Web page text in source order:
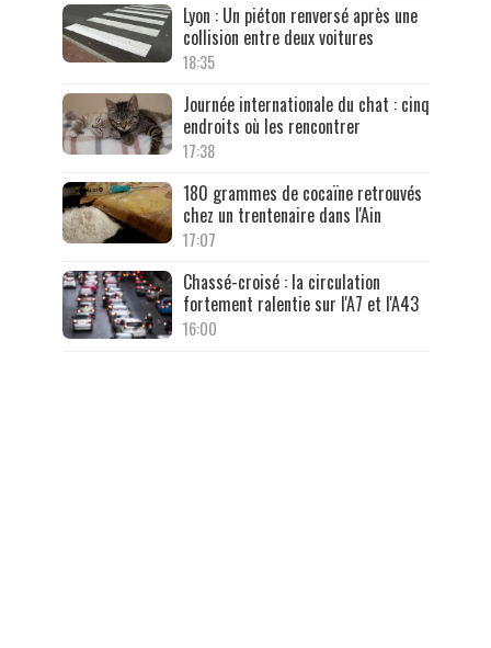
Lyon : Un piéton renversé après une
collision entre deux voitures
18:35
Journée internationale du chat : cinq
endroits où les rencontrer
17:38
180 grammes de cocaïne retrouvés
chez un trentenaire dans l'Ain
17:07
Chassé-croisé : la circulation
fortement ralentie sur l'A7 et l'A43
16:00